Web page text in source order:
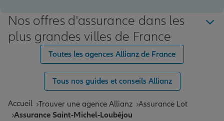
Nos offres d'assurance dans les
plus grandes villes de France
Toutes les agences Allianz de France
Tous nos guides et conseils Allianz
Accueil Trouver une agence Allianz Assurance Lot
Assurance Saint-Michel-Loubéjou